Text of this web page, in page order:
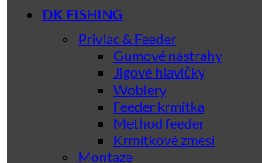
DK FISHING
Privlac & Feeder
Gumové nástrahy
Jigové hlavičky
Woblery
Feeder krmítka
Method feeder
Krmítkové zmesi
Montaze